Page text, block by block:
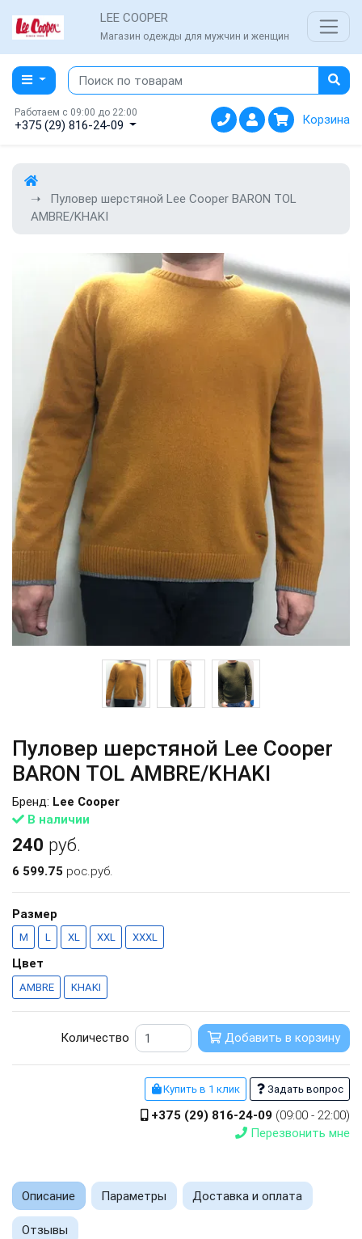
LEE COOPER
Магазин одежды для мужчин и женщин
Работаем с 09:00 до 22:00
+375 (29) 816-24-09 Корзина
Пуловер шерстяной Lee Cooper BARON TOL
AMBRE/KHAKI
Пуловер шерстяной Lee Cooper
BARON TOL AMBRE/KHAKI
В наличии
Бренд: Lee Cooper
240 руб.
6 599.75 рос.руб.
Размер
M L XL XXL XXXL
Цвет
AMBRE KHAKI
Количество Добавить в корзину
Купить в 1 клик Задать вопрос
+375 (29) 816-24-09 (09:00 - 22:00)
Перезвонить мне
Описание Параметры Доставка и оплата
Отзывы